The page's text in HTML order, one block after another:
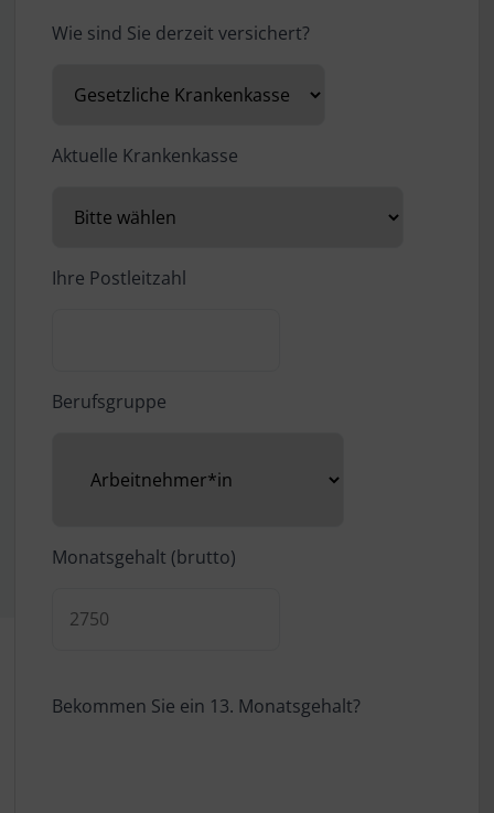
Wie sind Sie derzeit versichert?
Aktuelle Krankenkasse
Ihre Postleitzahl
Berufsgruppe
Monatsgehalt (brutto)
Bekommen Sie ein 13. Monatsgehalt?